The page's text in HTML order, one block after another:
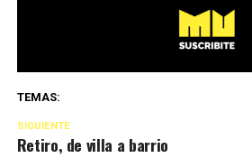
TEMAS:
SIGUIENTE
Retiro, de villa a barrio